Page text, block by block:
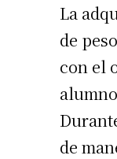
La
de
con el
de